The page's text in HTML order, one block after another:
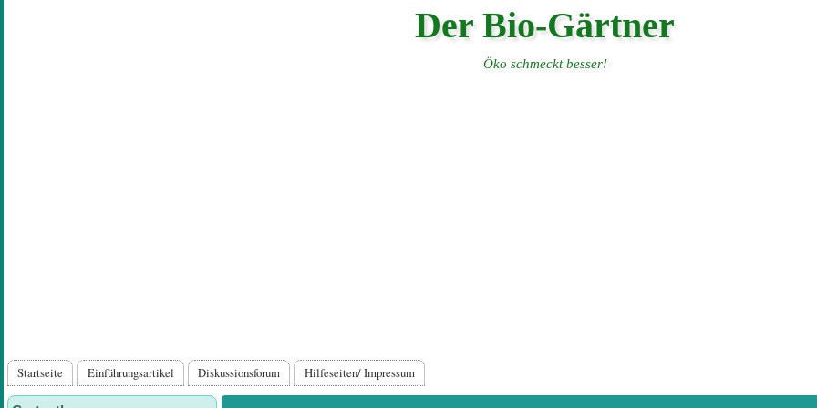
Der Bio-Gärtner
Öko schmeckt besser!
Hauptnavigation
Startseite Einführungsartikel Diskussionsforum Hilfeseiten/ Impressum